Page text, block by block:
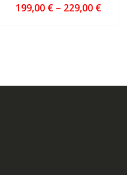
199,00 €– 229,00 €